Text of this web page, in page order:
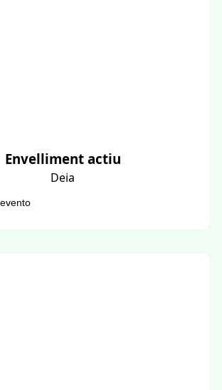
Envelliment actiu
Deia